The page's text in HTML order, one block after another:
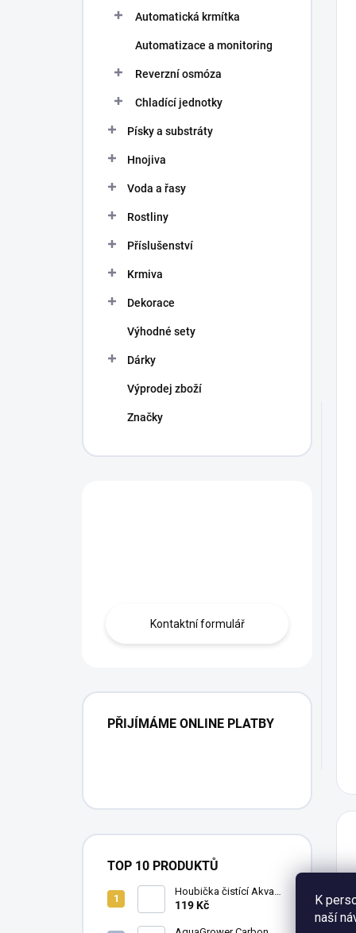
K
naší
Automatická krmítka
Automatizace a monitoring
Reverzní osmóza
Chladící jednotky
Písky a substráty
Hnojiva
Voda a řasy
Rostliny
Příslušenství
Krmiva
Dekorace
Výhodné sety
Dárky
Výprodej zboží
Značky
Kontaktní formulář
PŘIJÍMÁME ONLINE PLATBY
TOP 10 PRODUKTŮ
Houbička čistící AkvaX
na sklo s nerezovou
119 Kč